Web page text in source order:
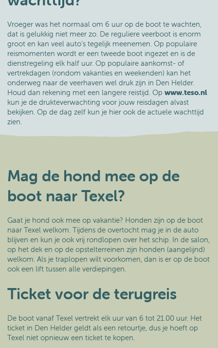
Vroeger was het normaal om 6 uur op de boot te wachten,
dat is gelukkig niet meer zo. De reguliere veerboot is enorm
groot en kan veel auto’s tegelijk meenemen. Op populaire
reismomenten wordt er een tweede boot ingezet en is de
dienstregeling elk half uur. Op populaire aankomst- of
vertrekdagen (rondom vakanties en weekenden) kan het
onderweg naar de veerhaven wel druk zijn in Den Helder.
Houd dan rekening met een langere reistijd. Op www.teso.nl
kun je de drukteverwachting voor jouw reisdagen alvast
bekijken. Op de dag zelf kun je hier ook de actuele wachttijd
zien.
Mag de hond mee op de
boot naar Texel?
Gaat je hond ook mee op vakantie? Honden zijn op de boot
naar Texel welkom. Tijdens de overtocht mag je in de auto
blijven en kun je ook vrij rondlopen over het schip. In de salon,
op het dek en op de opstelterreinen zijn honden (aangelijnd)
welkom. Als je traplopen wilt voorkomen, dan is er op de boot
ook een lift tussen alle verdiepingen.
Ticket voor de terugreis
De boot vanaf Texel vertrekt elk uur van 6 tot 21.00 uur. Het
ticket in Den Helder geldt als een retourtje, dus je hoeft op
Texel niet opnieuw een ticket te kopen.